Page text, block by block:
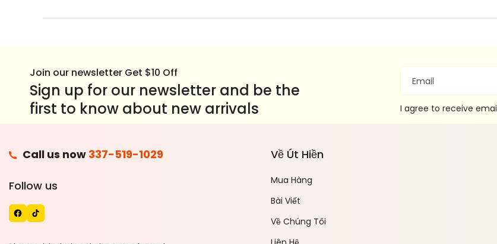
Join our newsletter Get $10 Off
Sign up for our newsletter and be the
first to know about new arrivals
Email
I agree to receive
Call us now 337-519-1029
Follow us
C
E
B
I
K
T
Về Út Hiền
Mua Hàng
Bài Viết
Về Chúng Tôi